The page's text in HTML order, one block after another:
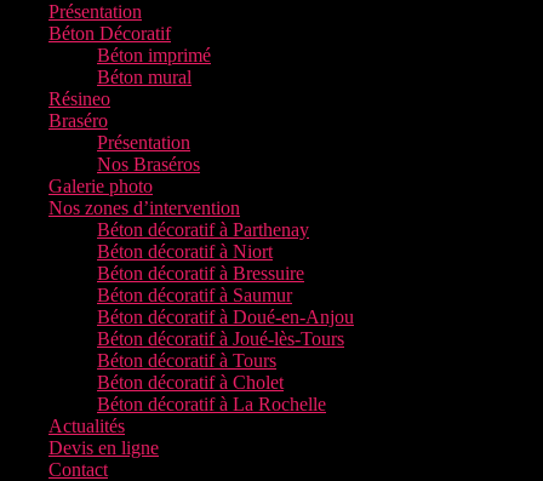
Présentation
Béton Décoratif
Béton imprimé
Béton mural
Résineo
Braséro
Présentation
Nos Braséros
Galerie photo
Nos zones d’intervention
Béton décoratif à Parthenay
Béton décoratif à Niort
Béton décoratif à Bressuire
Béton décoratif à Saumur
Béton décoratif à Doué-en-Anjou
Béton décoratif à Joué-lès-Tours
Béton décoratif à Tours
Béton décoratif à Cholet
Béton décoratif à La Rochelle
Actualités
Devis en ligne
Contact